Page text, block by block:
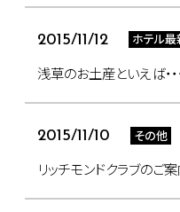
2015/11/12 ホテル
浅草のお土産といえば・・
2015/11/10 その他
リッチモンドクラブのご